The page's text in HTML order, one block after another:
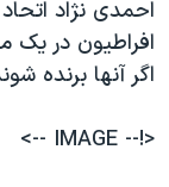
احمدی نژاد
افراطيون در يک
اگر آنها برنده
<!-- IMAGE -->